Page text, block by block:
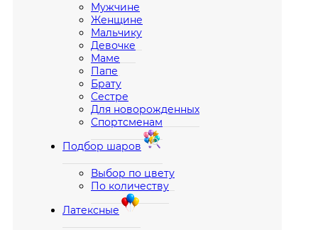
Мужчине
Женщине
Мальчику
Девочке
Маме
Папе
Брату
Сестре
Для новорожденных
Спортсменам
Подбор шаров
Выбор по цвету
По количеству
Латексные